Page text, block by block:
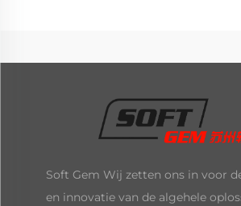
Soft Gem Wij zetten ons in voor
en innovatie van de algehele